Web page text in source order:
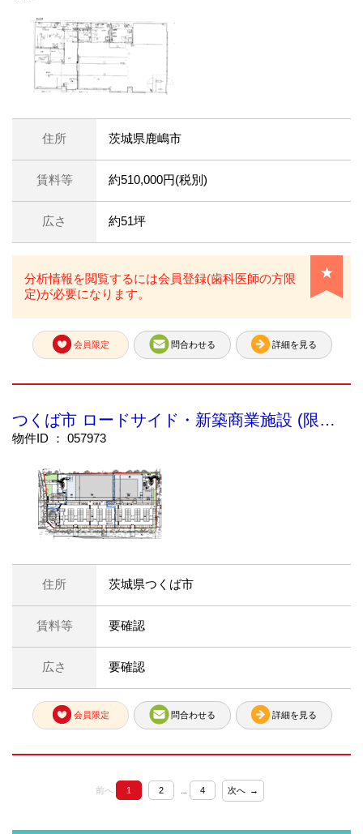
住所 茨城県鹿嶋市
賃料等 約510,000円(税別)
広さ 約51坪
★
分析情報を閲覧するには会員登録(歯科医師の方限
定)が必要になります。
会員限定 問合わせる 詳細を見る
つくば市 ロードサイド・新築商業施設 (限定公開)
物件ID ： 057973
住所 茨城県つくば市
賃料等 要確認
広さ 要確認
会員限定 問合わせる 詳細を見る
前へ 1 2 … 4 次へ